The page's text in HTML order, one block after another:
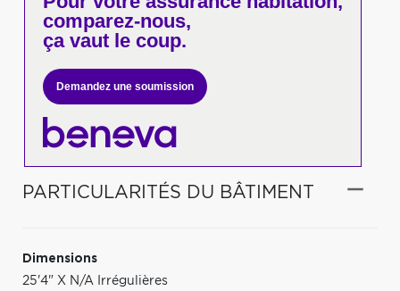
comparez-nous,
ça vaut le coup.
Demandez une soumission
PARTICULARITÉS DU BÂTIMENT
Dimensions
25'4" X N/A Irrégulières